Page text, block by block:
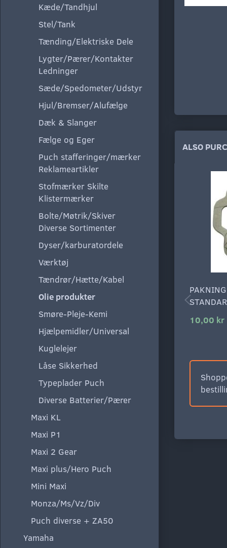
Kæde/Tandhjul
Stel/Tank
Tænding/Elektriske Dele
Lygter/Pærer/Kontakter
Ledninger
Sæde/Spedometer/Udstyr
Hjul/Bremser/Alufælge
Dæk & Slanger
Fælge og Eger
Puch stafferinger/mærker
Reklameartikler
Stofmærker Skilte
Klistermærker
Bolte/Møtrik/Skiver
Diverse Sortimenter
Dyser/karburatordele
Værktøj
Tændrør/Hætte/Kabel
Olie produkter
Smøre-Pleje-Kemi
Hjælpemidler/Universal
Kuglelejer
Låse Sikkerhed
Typeplader Puch
Diverse Batterier/Pærer
Maxi KL
Maxi P1
Maxi 2 Gear
Maxi plus/Hero Puch
Mini Maxi
Monza/Ms/Vz/Div
Puch diverse + ZA50
Yamaha
ALSO
10,00 kr